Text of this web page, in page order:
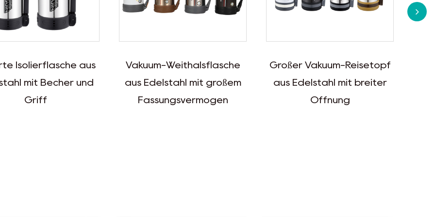
Weithalsflasche
mit großem
Großer Vakuum-Reisetopf
aus Edelstahl mit breiter
Öffnung
Edelstahl-Druckknopf-
Vakuum-Isolierflasche